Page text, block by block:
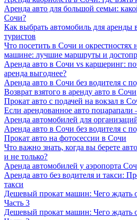
Аренда авто для большой семьи:
Сочи?
Как выбрать автомобиль для аренды
туристов
Что посетить в Сочи и окрестностях
машине: лучшие маршруты и
Аренда авто в Сочи vs каршеринг:
аренда выгоднее?
Аренда авто в Сочи без водителя с
Возврат взятого в аренду авто в Сочи
Прокат авто с подачей на вокзал в
Если арендованное авто поцарапали
Аренда автомобилей для
Аренда авто в Сочи без водителя с
Прокат авто на фотосессии в Сочи
Что важно знать, когда вы берете
и не только?
Аренда автомобилей у аэропорта
Аренда авто без водителя и такси:
такси
Дешевый прокат машин: Чего ждать
Часть 3
Дешевый прокат машин: Чего ждать